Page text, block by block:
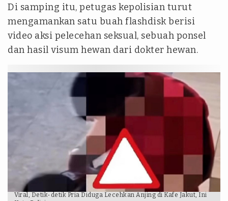
Di samping itu, petugas kepolisian turut
mengamankan satu buah flashdiskberisi
video aksi pelecehan seksual, sebuah ponsel
dan hasil visum hewan dari dokter hewan.
Viral, Detik-detik Pria Diduga Lecehkan Anjing di Kafe Jakut, Ini